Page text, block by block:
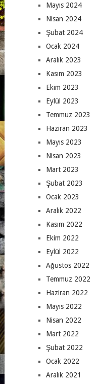
Mayıs 2024
Nisan 2024
Şubat 2024
Ocak 2024
Aralık 2023
Kasım 2023
Ekim 2023
Eylül 2023
Temmuz 2023
Haziran 2023
Mayıs 2023
Nisan 2023
Mart 2023
Şubat 2023
Ocak 2023
Aralık 2022
Kasım 2022
Ekim 2022
Eylül 2022
Ağustos 2022
Temmuz 2022
Haziran 2022
Mayıs 2022
Nisan 2022
Mart 2022
Şubat 2022
Ocak 2022
Aralık 2021